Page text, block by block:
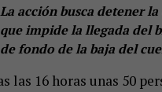
La acción busca detener
que impide la llegada del
de fondo de la baja del
las 16 horas unas 50